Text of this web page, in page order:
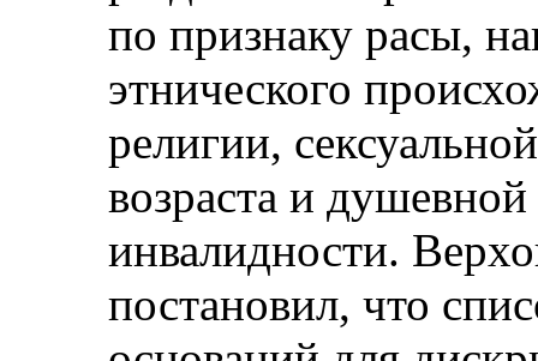
по признаку расы,
этнического
религии,
возраста и
инвалидности.
постановил, что